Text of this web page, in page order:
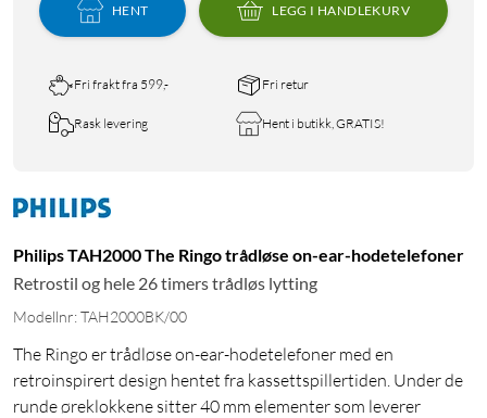
HENT LEGG I HANDLEKURV
Fri frakt fra 599,- Fri retur
Rask levering Hent i butikk, GRATIS!
Philips TAH2000 The Ringo trådløse on-ear-hodetelefoner
Retrostil og hele 26 timers trådløs lytting
Modellnr: TAH2000BK/00
The Ringo er trådløse on-ear-hodetelefoner med en
retroinspirert design hentet fra kassettspillertiden. Under de
runde øreklokkene sitter 40 mm elementer som leverer